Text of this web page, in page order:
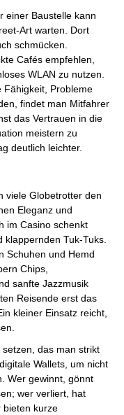
einer Baustelle kann
Art warten. Dort
schmücken.
Cafés empfehlen,
WLAN zu nutzen.
Fähigkeit, Probleme
findet man Mitfahrer
das Vertrauen in die
meistern zu
deutlich leichter.
viele Globetrotter den
Eleganz und
im Casino schenkt
Tuk-Tuks.
Schuhen und Hemd
Chips,
sanfte Jazzmusik
Reisende erst das
kleiner Einsatz reicht,
das man strikt
Wallets, um nicht
Wer gewinnt, gönnt
wer verliert, hat
bieten kurze